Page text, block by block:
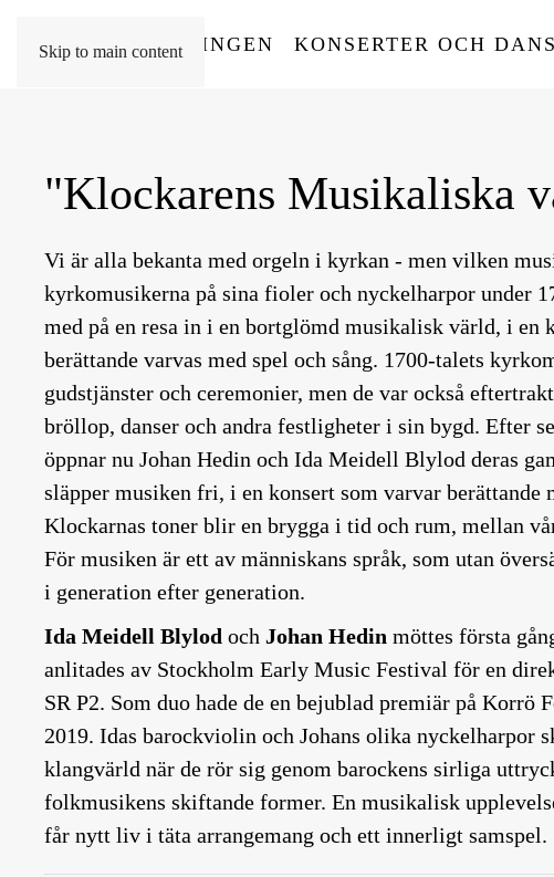
Skip to main content
HEM FÖRENINGEN KONSERTER OCH DANS
"Klockarens Musikaliska
Vi är alla bekanta med orgeln i kyrkan - men vilken
kyrkomusikerna på sina fioler och nyckelharpor under
med på en resa in i en bortglömd musikalisk värld, i en
berättande varvas med spel och sång. 1700-talets
gudstjänster och ceremonier, men de var också
bröllop, danser och andra festligheter i sin bygd. Efter
öppnar nu Johan Hedin och Ida Meidell Blylod deras
släpper musiken fri, i en konsert som varvar berättande
Klockarnas toner blir en brygga i tid och rum, mellan
För musiken är ett av människans språk, som utan
i generation efter generation.
Ida Meidell Blylod och Johan Hedin möttes första
anlitades av Stockholm Early Music Festival för en
SR P2. Som duo hade de en bejublad premiär på Korrö
2019. Idas barockviolin och Johans olika nyckelharpor
klangvärld när de rör sig genom barockens sirliga
folkmusikens skiftande former. En musikalisk
får nytt liv i täta arrangemang och ett innerligt samspel.